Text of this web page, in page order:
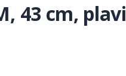
43 cm, plavi